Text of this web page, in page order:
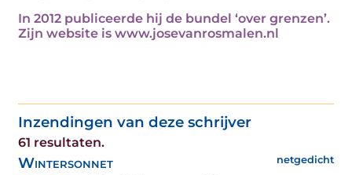
In 2012 publiceerde hij de bundel ‘over grenzen’.
Zijn website is www.josevanrosmalen.nl
Inzendingen van deze schrijver
61 resultaten.
Wintersonnet netgedicht